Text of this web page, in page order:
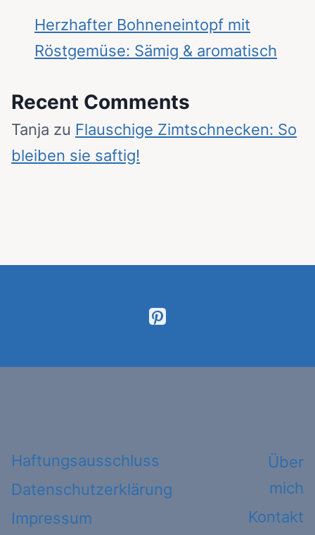
Herzhafter Bohneneintopf mit
Röstgemüse: Sämig & aromatisch
Recent Comments
Tanja zu Flauschige Zimtschnecken: So
bleiben sie saftig!
Haftungsausschluss
Datenschutzerklärung
Impressum
Über
mich
Kontakt